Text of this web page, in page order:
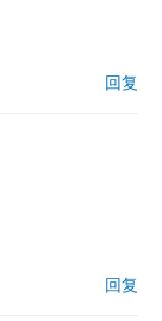
回复
回复